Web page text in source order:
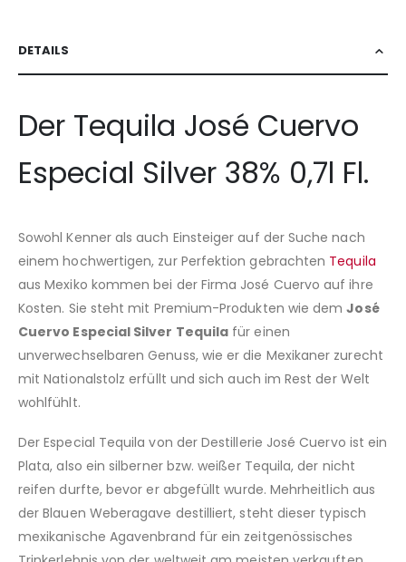
DETAILS
Der Tequila José Cuervo
Especial Silver 38% 0,7l Fl.
Sowohl Kenner als auch Einsteiger auf der Suche nach
einem hochwertigen, zur Perfektion gebrachten Tequila
aus Mexiko kommen bei der Firma José Cuervo auf ihre
Kosten. Sie steht mit Premium-Produkten wie demJosé
Cuervo Especial Silver Tequila für einen
unverwechselbaren Genuss, wie er die Mexikaner zurecht
mit Nationalstolz erfüllt und sich auch im Rest der Welt
wohlfühlt.
Der Especial Tequila von der Destillerie José Cuervo ist ein
Plata, also ein silberner bzw. weißer Tequila, der nicht
reifen durfte, bevor er abgefüllt wurde. Mehrheitlich aus
der Blauen Weberagave destilliert, steht dieser typisch
mexikanische Agavenbrand für ein zeitgenössisches